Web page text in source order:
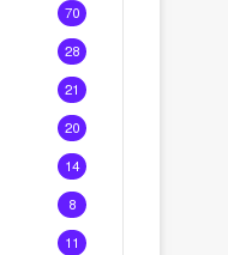
70
28
21
20
14
8
11